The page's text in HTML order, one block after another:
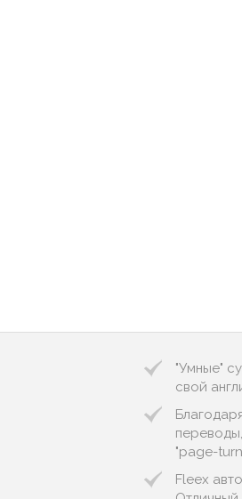
"Умные"
свой
"page-
Fleex